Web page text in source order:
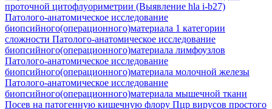
проточной цитофлуориметрии (Выявление hla i-b27)
Патолого-анатомическое исследование
биопсийного(операционного)материала 1 категории
сложности Патолого-анатомическое исследование
биопсийного(операционного)материала лимфоузлов
Патолого-анатомическое исследование
биопсийного(операционного)материала молочной железы
Патолого-анатомическое исследование
биопсийного(операционного)материала мышечной ткани
Посев на патогенную кишечную флору Пцр вирусов простого